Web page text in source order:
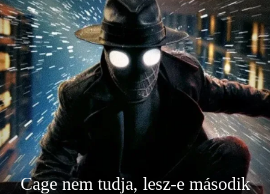
Cage nem tudja, lesz-e második